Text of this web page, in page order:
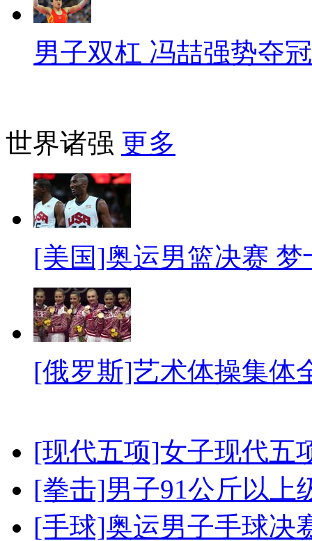
男子双杠 冯喆强势夺冠
世界诸强 更多
[美国]奥运男篮决赛
[俄罗斯]艺术体操集体
[现代五项]女子现代五
[拳击]男子91公斤以上
[手球]奥运男子手球决